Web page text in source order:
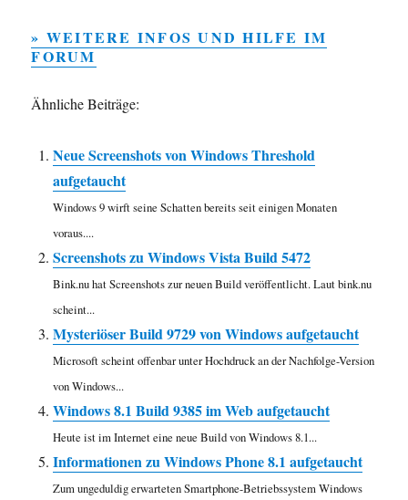
» WEITERE INFOS UND HILFE IM
FORUM
Ähnliche Beiträge:
Neue Screenshots von Windows Threshold
aufgetaucht
Windows 9 wirft seine Schatten bereits seit einigen Monaten
voraus....
Screenshots zu Windows Vista Build 5472
Bink.nu hat Screenshots zur neuen Build veröffentlicht. Laut bink.nu
scheint...
Mysteriöser Build 9729 von Windows aufgetaucht
Microsoft scheint offenbar unter Hochdruck an der Nachfolge-Version
von Windows...
Windows 8.1 Build 9385 im Web aufgetaucht
Heute ist im Internet eine neue Build von Windows 8.1...
Informationen zu Windows Phone 8.1 aufgetaucht
Zum ungeduldig erwarteten Smartphone-Betriebssystem Windows